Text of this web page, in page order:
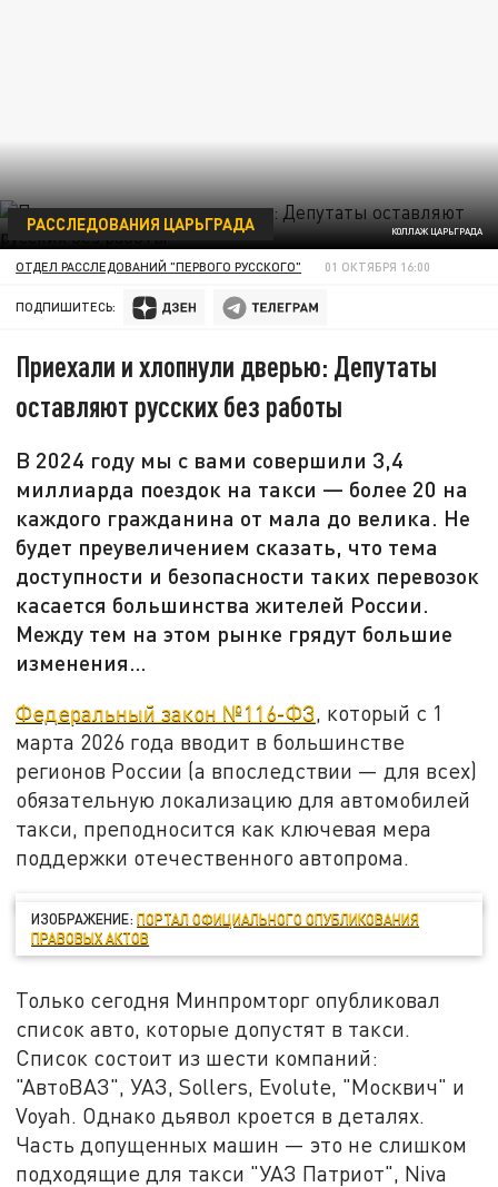
КОЛЛАЖ ЦАРЬГРАДА
РАССЛЕДОВАНИЯ ЦАРЬГРАДА
ОТДЕЛ РАССЛЕДОВАНИЙ "ПЕРВОГО РУССКОГО" 01 ОКТЯБРЯ 16:00
ПОДПИШИТЕСЬ:
Приехали и хлопнули дверью: Депутаты
оставляют русских без работы
В 2024 году мы с вами совершили 3,4
миллиарда поездок на такси — более 20 на
каждого гражданина от мала до велика. Не
будет преувеличением сказать, что тема
доступности и безопасности таких перевозок
касается большинства жителей России.
Между тем на этом рынке грядут большие
изменения…
Федеральный закон №116-ФЗ, который с 1
марта 2026 года вводит в большинстве
регионов России (а впоследствии — для всех)
обязательную локализацию для автомобилей
такси, преподносится как ключевая мера
поддержки отечественного автопрома.
ИЗОБРАЖЕНИЕ:ПОРТАЛ ОФИЦИАЛЬНОГО ОПУБЛИКОВАНИЯ
ПРАВОВЫХ АКТОВ
Только сегодня Минпромторг опубликовал
список авто, которые допустят в такси.
Список состоит из шести компаний:
"АвтоВАЗ", УАЗ, Sollers, Evolute, "Москвич" и
Voyah. Однако дьявол кроется в деталях.
Часть допущенных машин — это не слишком
подходящие для такси "УАЗ Патриот", Niva